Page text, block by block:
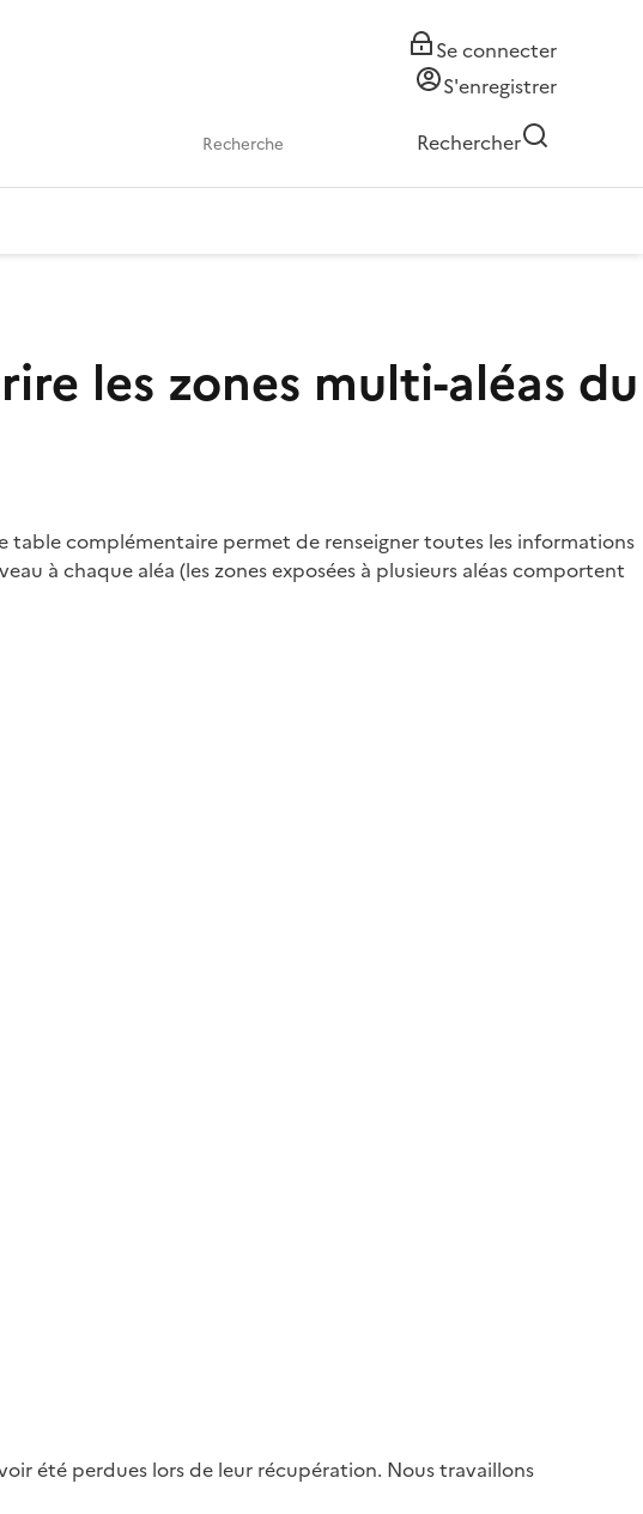
Se connecter
S'enregistrer
Rechercher
les zones multi-aléas du
table complémentaire permet de renseigner toutes les informations
à chaque aléa (les zones exposées à plusieurs aléas comportent
été perdues lors de leur récupération. Nous travaillons